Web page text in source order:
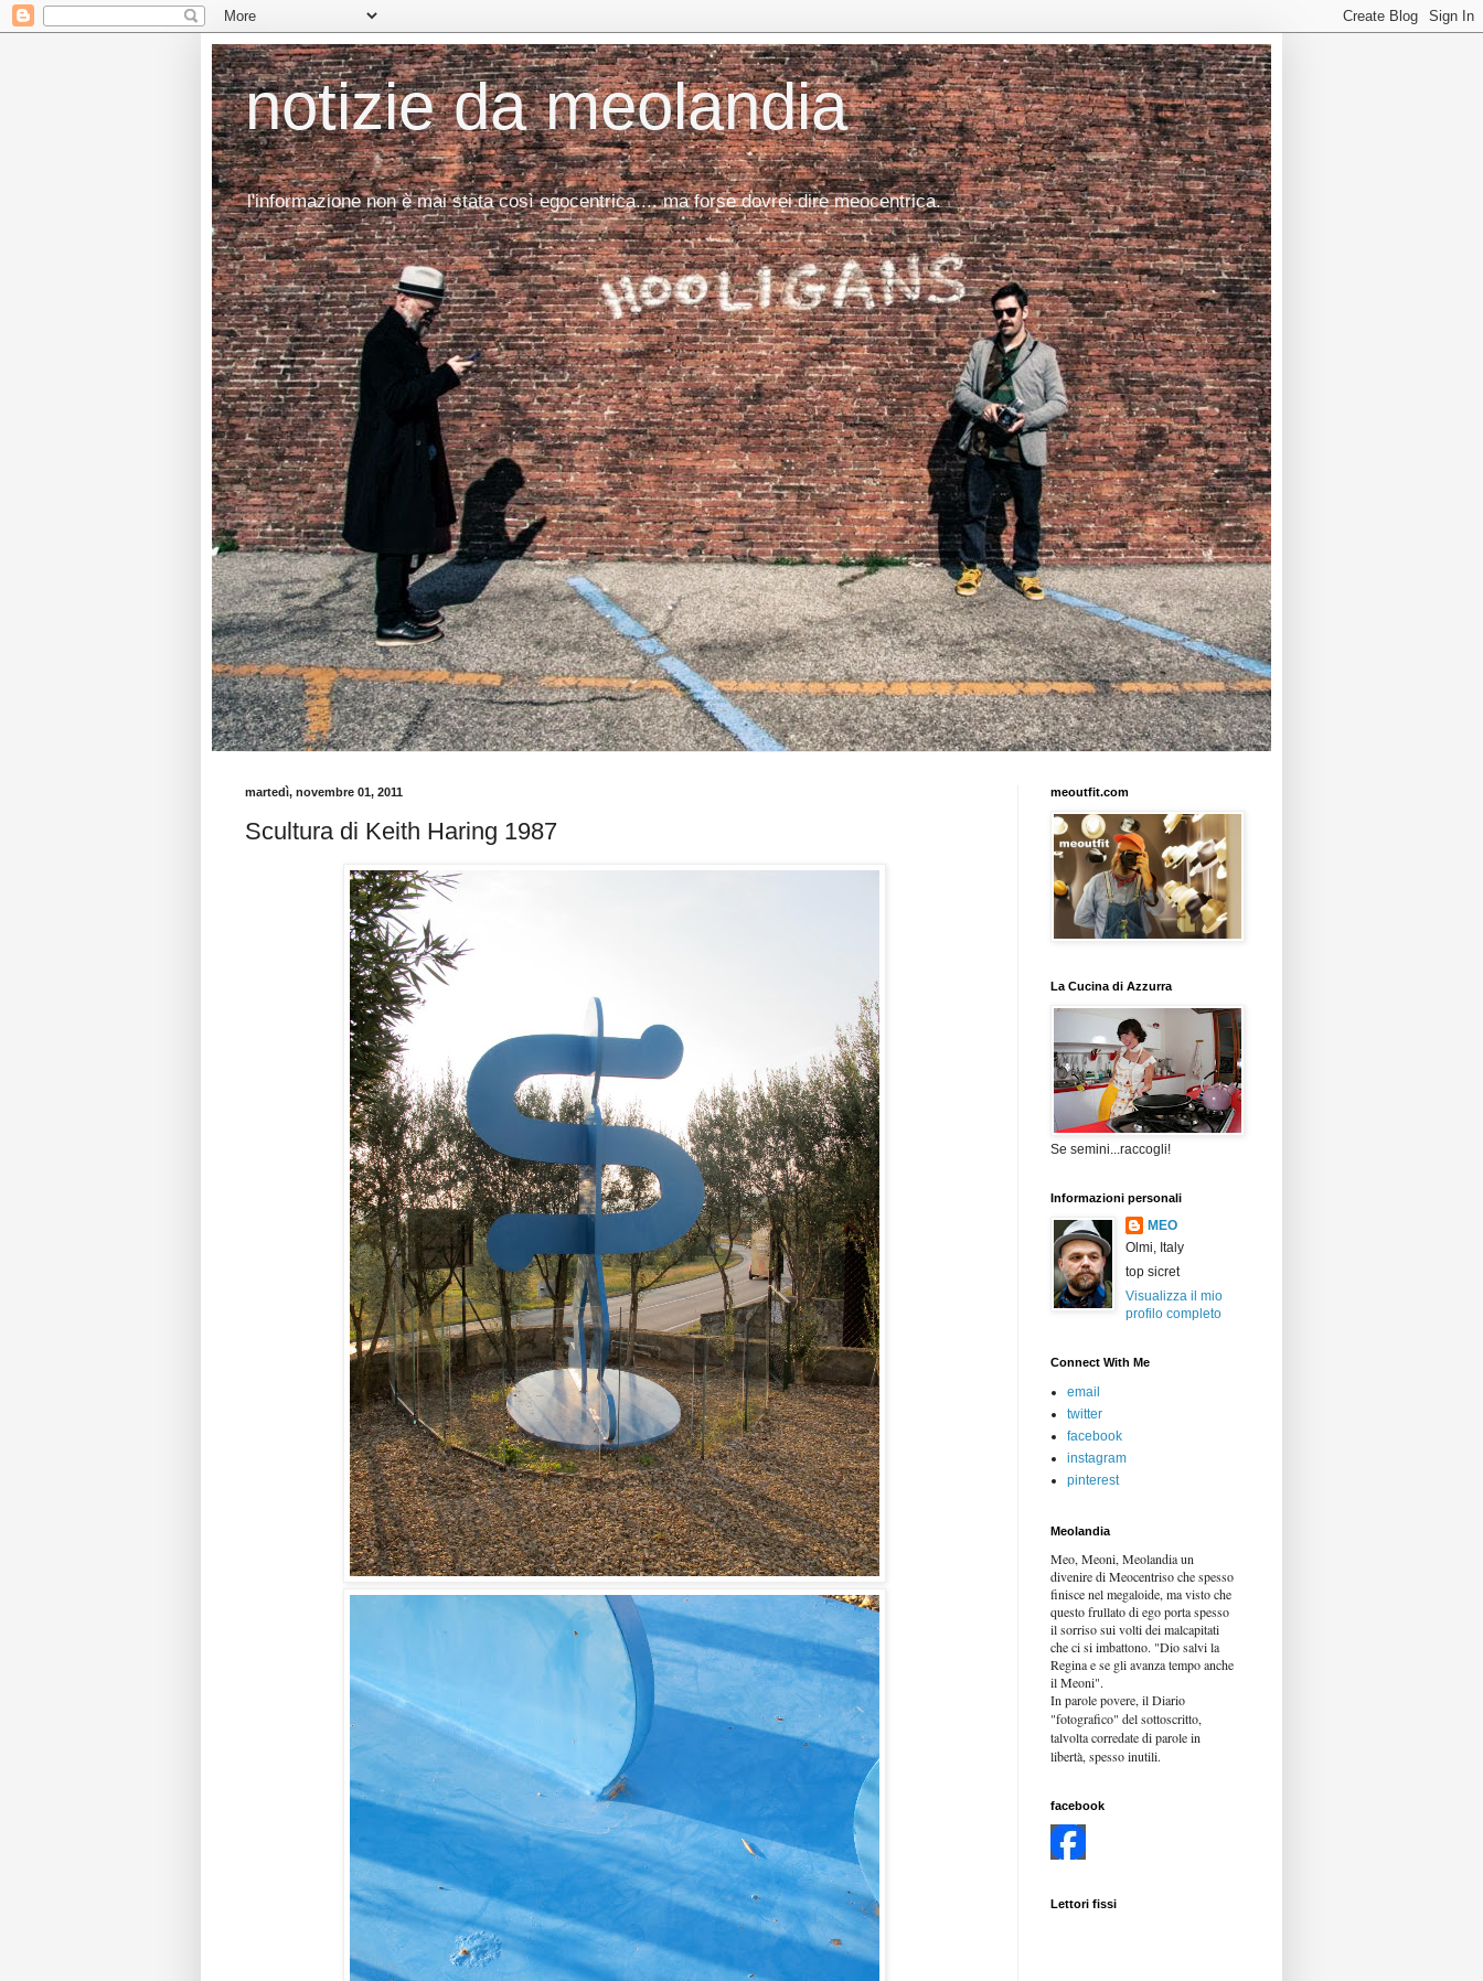
notizie da meolandia
l'informazione non è mai stata così egocentrica.... ma forse dovrei dire meocentrica.
martedì, novembre 01, 2011
Scultura di Keith Haring 1987
meoutfit.com
La Cucina di Azzurra
Se semini...raccogli!
Informazioni personali
MEO
Olmi, Italy
top sicret
Visualizza il mio
profilo completo
Connect With Me
email
twitter
facebook
instagram
pinterest
Meolandia
Meo, Meoni, Meolandia un
divenire di Meocentriso che spesso
finisce nel megaloide, ma visto che
questo frullato di ego porta spesso
il sorriso sui volti dei malcapitati
che ci si imbattono. "Dio salvi la
Regina e se gli avanza tempo anche
il Meoni".
In parole povere, il Diario
"fotografico" del sottoscritto,
talvolta corredate di parole in
libertà, spesso inutili.
facebook
Lettori fissi